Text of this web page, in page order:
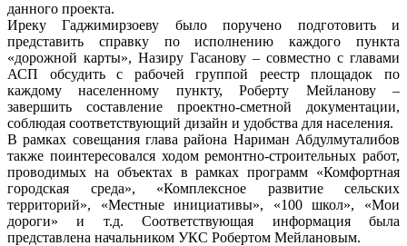
данного проекта.
Иреку Гаджимирзоеву было поручено подготовить и
представить справку по исполнению каждого пункта
«дорожной карты», Назиру Гасанову – совместно с главами
АСП обсудить с рабочей группой реестр площадок по
каждому населенному пункту, Роберту Мейланову –
завершить составление проектно-сметной документации,
соблюдая соответствующий дизайн и удобства для населения.
В рамках совещания глава района Нариман Абдулмуталибов
также поинтересовался ходом ремонтно-строительных работ,
проводимых на объектах в рамках программ «Комфортная
городская среда», «Комплексное развитие сельских
территорий», «Местные инициативы», «100 школ», «Мои
дороги» и т.д. Соответствующая информация была
представлена начальником УКС Робертом Мейлановым.